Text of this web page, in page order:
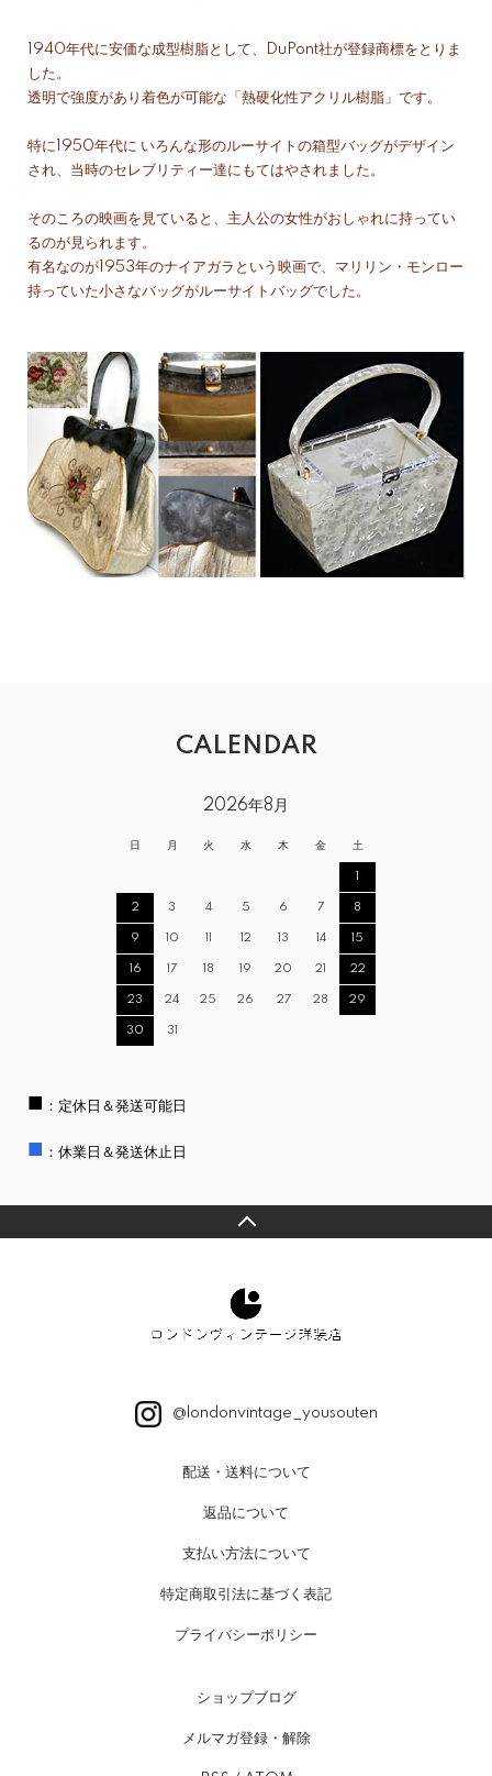
1940年代に安価な成型樹脂として、DuPont社が登録商標をとりま
した。
透明で強度があり着色が可能な「熱硬化性アクリル樹脂」です。
特に1950年代に いろんな形のルーサイトの箱型バッグがデザイン
され、当時のセレブリティー達にもてはやされました。
そのころの映画を見ていると、主人公の女性がおしゃれに持ってい
るのが見られます。
有名なのが1953年のナイアガラという映画で、マリリン・モンロー
持っていた小さなバッグがルーサイトバッグでした。
CALENDAR
2026年8月
日 月 火 水 木 金 土
1
2 3 4 5 6 7 8
9 10 11 12 13 14 15
16 17 18 19 20 21 22
23 24 25 26 27 28 29
30 31
■ ：定休日＆発送可能日
■ ：休業日＆発送休止日
@londonvintage_yousouten
配送・送料について
返品について
支払い方法について
特定商取引法に基づく表記
プライバシーポリシー
ショップブログ
メルマガ登録・解除